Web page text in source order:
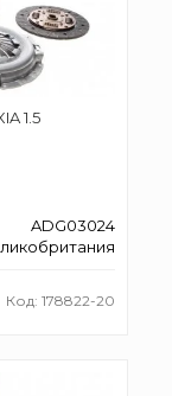
1.5
ADG03024
Код: 178822-20